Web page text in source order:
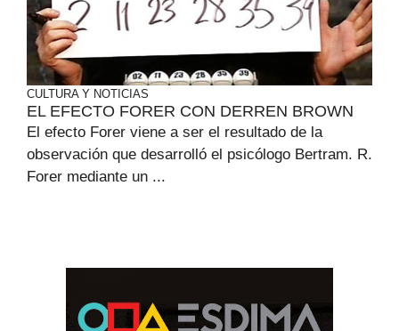
CULTURA Y NOTICIAS
EL EFECTO FORER CON DERREN BROWN
El efecto Forer viene a ser el resultado de la
observación que desarrolló el psicólogo Bertram. R.
Forer mediante un ...